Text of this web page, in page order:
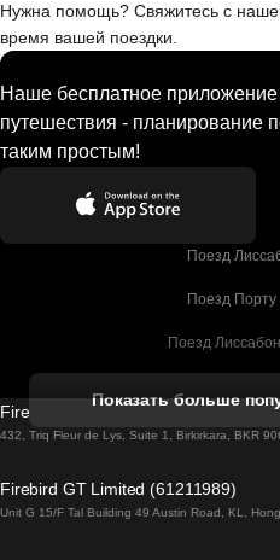
Нужна помощь? Свяжитесь с
время вашей поездки.
Наше бесплатное
путешествия - планирование
таким простым!
Поезд
Поезд Порту
Поезд
Поезд
Поезд
Показать больше
Firebird GT Limited (OC 1451)
432, Triq Fleur de Lys, Suite 1, Birkirkara, BKR
Firebird GT Limited (61211989)
Unit G 15/F Tal Building 49 Austin Road, KL,